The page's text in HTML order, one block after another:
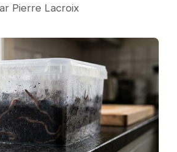
Pierre Lacroix